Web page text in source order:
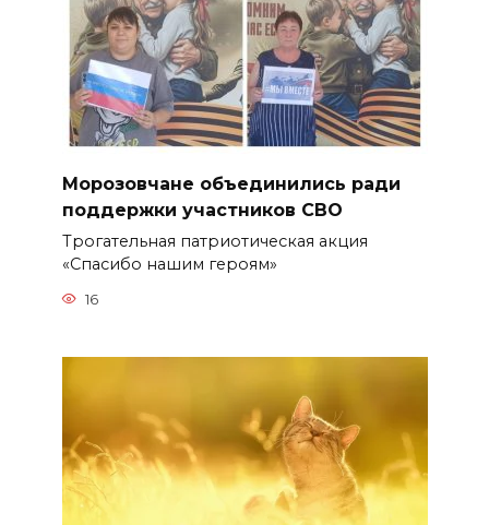
Морозовчане объединились ради
поддержки участников СВО
Трогательная патриотическая акция
«Спасибо нашим героям»
16